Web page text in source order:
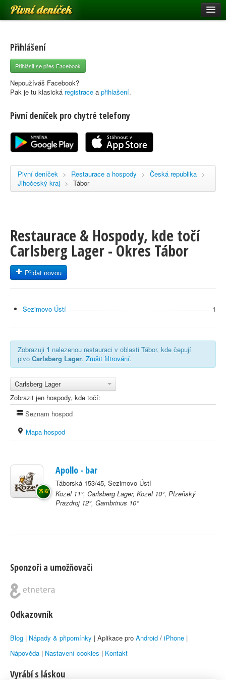
Pivní deníček
Pivní mapa
Pivní značky
Nápověda
Registrace
Přihlášení
Přihlásit se přes Facebook
Nepoužíváš Facebook?
Pak je tu klasická registrace a přihlašení.
Pivní deníček pro chytré telefony
Pivní deníček > Restaurace a hospody > Česká republika >
Jihočeský kraj > Tábor
Restaurace & Hospody, kde točí
Carlsberg Lager - Okres Tábor
Přidat novou
Sezimovo Ústí 1
Zobrazuji 1 nalezenou restauraci v oblasti Tábor, kde čepují
pivo Carlsberg Lager. Zrušit filtrování.
Carlsberg Lager
Zobrazit jen hospody, kde točí:
Seznam hospod
Mapa hospod
Apollo - bar
Táborská 153/45, Sezimovo Ústí
Kozel 11°, Carlsberg Lager, Kozel 10°, Plzeňský
Prazdroj 12°, Gambrinus 10°
25 Kč
Sponzoři a umožňovači
Odkazovník
Blog | Nápady & připomínky | Aplikace pro Android / iPhone |
Nápověda | Nastavení cookies | Kontakt
Vyrábí s láskou